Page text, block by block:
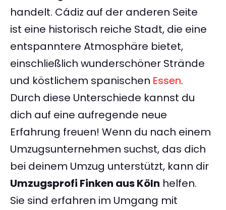
handelt. Cádiz auf der anderen Seite
ist eine historisch reiche Stadt, die eine
entspanntere Atmosphäre bietet,
einschließlich wunderschöner Strände
und köstlichem spanischen Essen.
Durch diese Unterschiede kannst du
dich auf eine aufregende neue
Erfahrung freuen! Wenn du nach einem
Umzugsunternehmen suchst, das dich
bei deinem Umzug unterstützt, kann dir
Umzugsprofi Finken aus Köln helfen.
Sie sind erfahren im Umgang mit